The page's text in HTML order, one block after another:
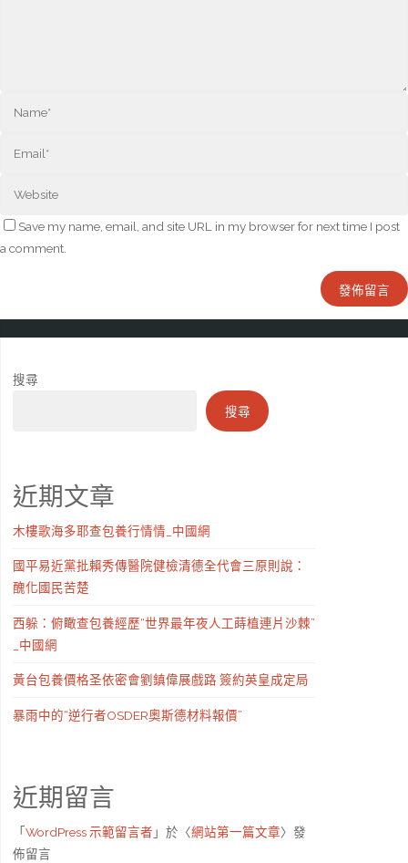
Save my name, email, and site URL in my browser for next time I post
a comment.
搜尋
搜尋
近期文章
木樓歌海多耶查包養行情情_中國網
國平易近黨批賴秀傳醫院健檢清德全代會三原則說：
醜化國民苦楚
西躲：俯瞰查包養經歷“世界最年夜人工蒔植連片沙棘”
_中國網
黃台包養價格圣依密會劉鎮偉展戲路 簽約英皇成定局
暴雨中的“逆行者OSDER奧斯德材料報價”
近期留言
「WordPress 示範留言者 」於〈網站第一篇文章〉發
佈留言